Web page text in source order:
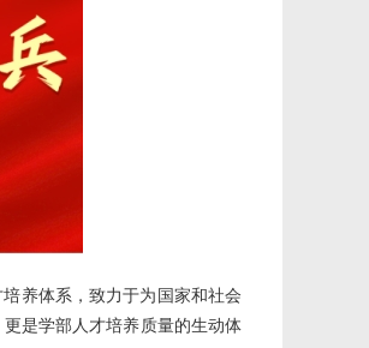
养体系，致力于为国家和社会
是学部人才培养质量的生动体